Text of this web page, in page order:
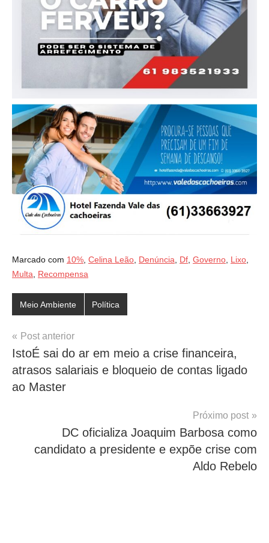
Marcado com 10%, Celina Leão, Denúncia, Df, Governo, Lixo,
Multa, Recompensa
Meio Ambiente Política
Navegação
de
Post
Post anterior
IstoÉ sai do ar em meio a crise financeira,
atrasos salariais e bloqueio de contas ligado
ao Master
Próximo post
DC oficializa Joaquim Barbosa como
candidato a presidente e expõe crise com
Aldo Rebelo